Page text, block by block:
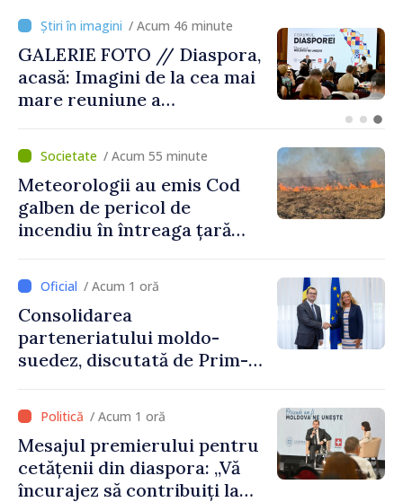
/ Acum 18 minute
Premierul Vasile Tofan, la
Forumul Diasporei: „Trebuie
să îmbunătățim viața
motoarele economiei”
/ Acum 55 minute
Meteorologii au emis Cod
galben de pericol de
incendiu în întreaga țară
/ Acum 1 oră
Consolidarea
parteneriatului moldo-
suedez, discutată de Prim-
Ambasadoarea Suediei,
Petra Lärke/ Acum 1 oră
Mesajul premierului pentru
cetățenii din diaspora: „Vă
încurajez să contribuiți la